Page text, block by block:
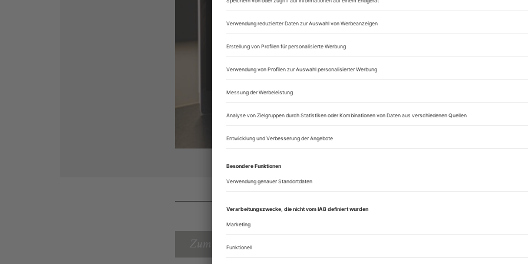
Lesegenuss auf
Zugang zum
Sie können alle Vorteile
Zum Inhaltsverzeichnis